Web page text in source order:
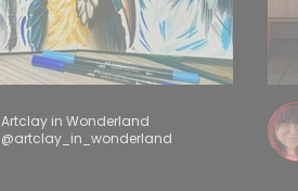
Artclay in Wonderland
@artclay_in_wonderland